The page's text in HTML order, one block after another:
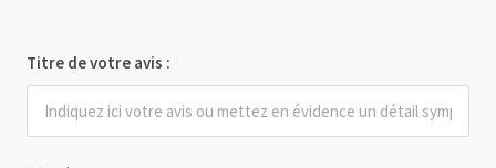
Titre de votre avis :